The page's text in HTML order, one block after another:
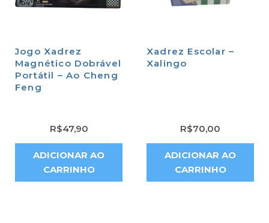
Jogo Xadrez
Magnético Dobrável
Portátil – Ao Cheng
Feng
R$47,90
ADICIONAR AO
CARRINHO
Xadrez Escolar –
Xalingo
R$70,00
ADICIONAR AO
CARRINHO